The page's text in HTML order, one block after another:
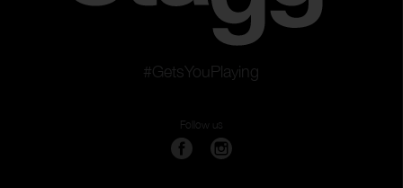
#GetsYouPlaying
Follow us